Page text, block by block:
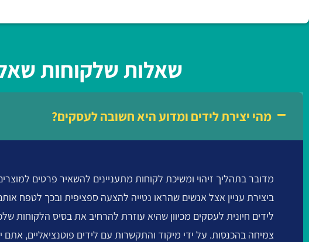
שאלות שלקוחות
מהי יצירת לידים ומדוע היא חשובה לעסקים?
מדובר בתהליך זיהוי ומשיכת לקוחות מתעניינים להשאיר פרטים
ביצירת עניין אצל אנשים שהראו נטייה להצעה ספציפית ובכך לטפח
לידים חיונית לעסקים מכיוון שהיא עוזרת להרחיב את בסיס הלקוחות
צמיחה בהכנסות. על ידי מיקוד והתקשרות עם לידים פוטנציאליים, אתם